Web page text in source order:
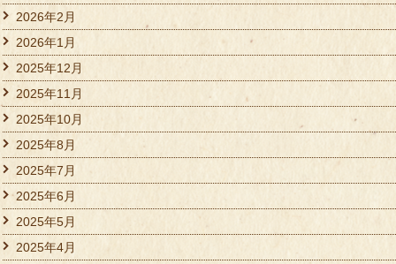
2026年2月
2026年1月
2025年12月
2025年11月
2025年10月
2025年8月
2025年7月
2025年6月
2025年5月
2025年4月